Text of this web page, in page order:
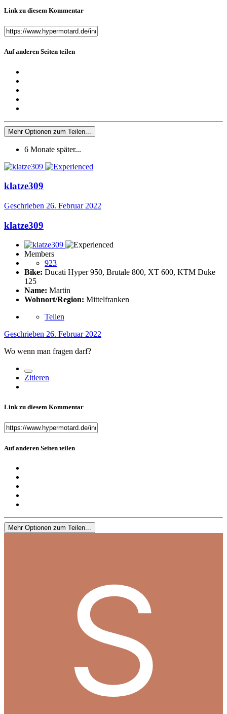
Link zu diesem Kommentar
Auf anderen Seiten teilen
Mehr Optionen zum Teilen...
6 Monate später...
klatze309
Geschrieben 26. Februar 2022
klatze309
Members
923
Bike: Ducati Hyper 950, Brutale 800, XT 600, KTM Duke
125
Name: Martin
Wohnort/Region: Mittelfranken
Teilen
Geschrieben 26. Februar 2022
Wo wenn man fragen darf?
Zitieren
Link zu diesem Kommentar
Auf anderen Seiten teilen
Mehr Optionen zum Teilen...